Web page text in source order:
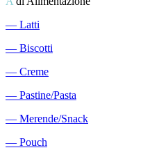
― Latti
― Biscotti
― Creme
― Pastine/Pasta
― Merende/Snack
― Pouch